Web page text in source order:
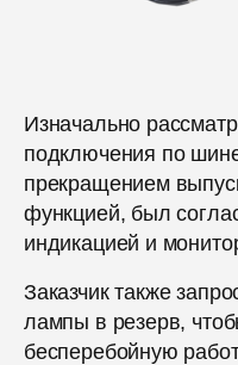
Изначально
подключения по
прекращением
функцией, был
индикацией и
Заказчик также
лампы в резерв,
бесперебойную